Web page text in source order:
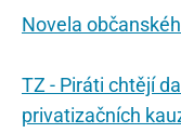
Novela
TZ - Piráti chtějí
privatizačních